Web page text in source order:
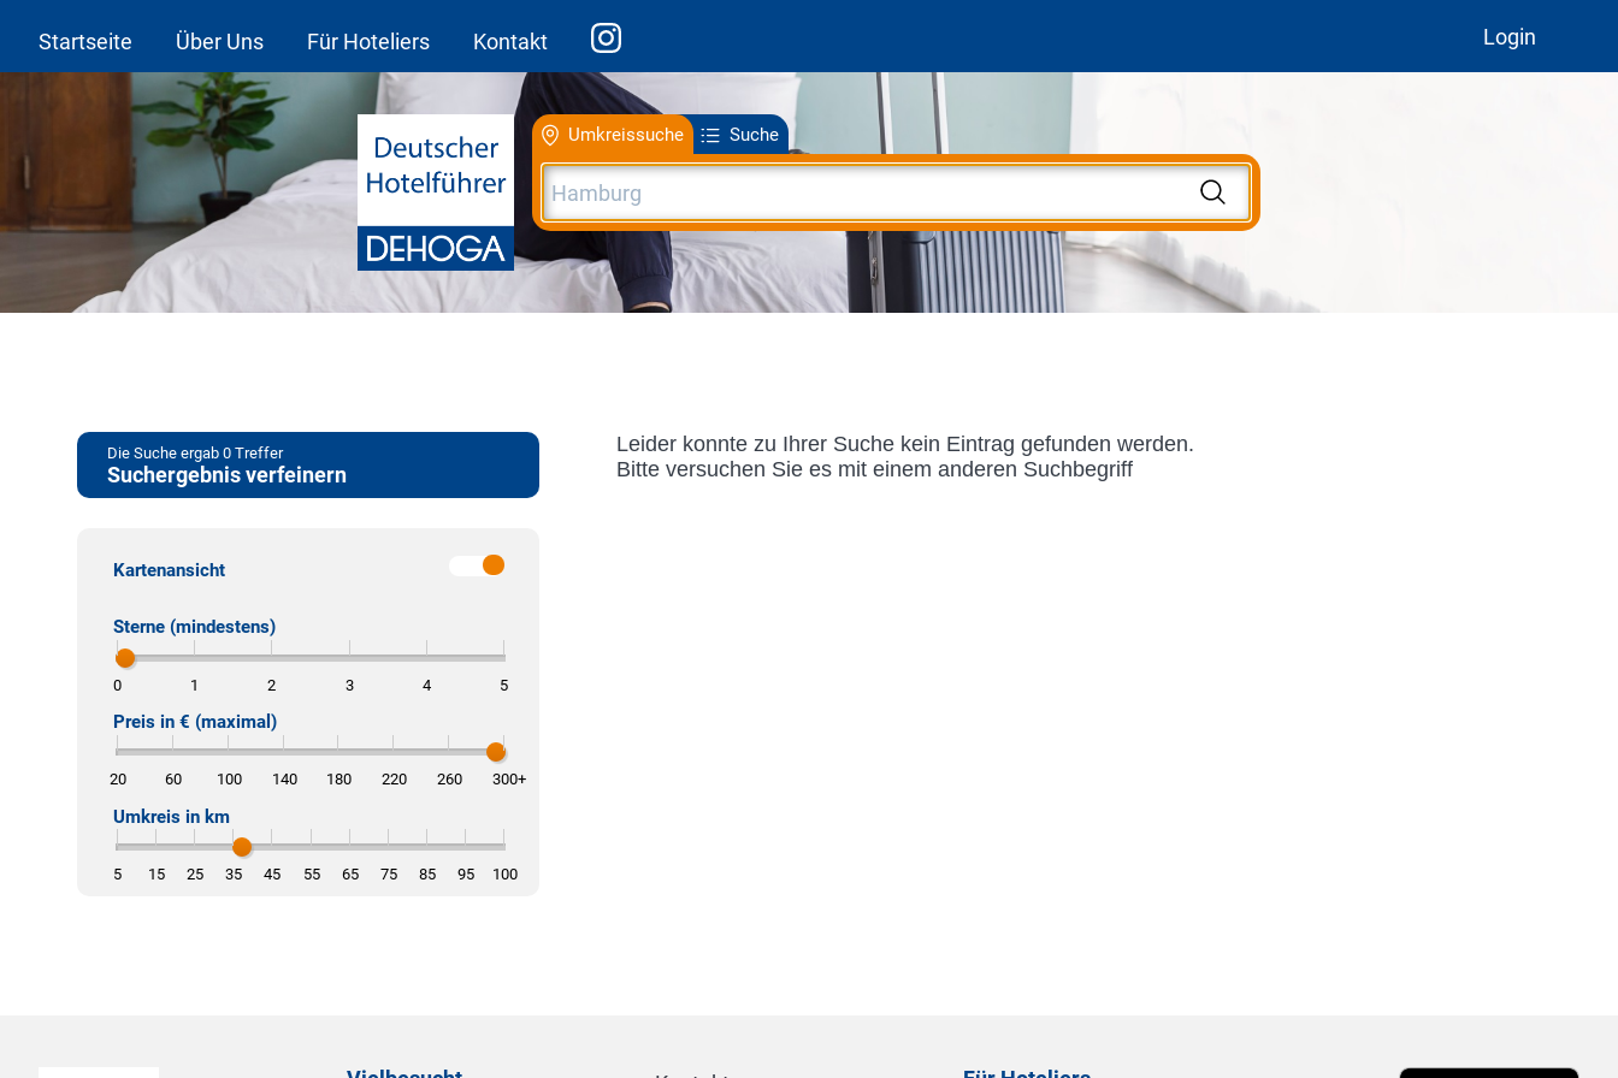
Startseite Über Uns Für Hoteliers Kontakt Login
Umkreissuche Suche
Leider konnte zu Ihrer Suche kein Eintrag gefunden werden.
Bitte versuchen Sie es mit einem anderen Suchbegriff
Die Suche ergab 0 Treffer
Suchergebnis verfeinern
Kartenansicht
Sterne (mindestens)
0 1 2 3 4 5
Preis in € (maximal)
20 60 100 140 180 220 260 300+
Umkreis in km
5 15 25 35 45 55 65 75 85 95 100